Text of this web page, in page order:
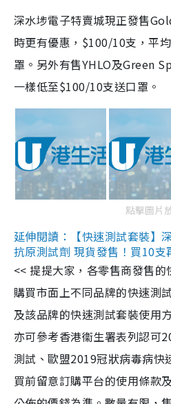
深水埗電子特賣城現正發售
時更有優惠，$100/10支，平
罩。另外有售YHLO及Green
一樣低至$100/10支送口罩。
點擊圖片
延伸閱讀：【快速測試套裝】
抗原測試劑 現貨發售！買10支
<< 提提大家，各零售商發售的
購買市面上不同品牌的快速測
及該品牌的快速測試套裝使用
亦可參考香港衞生署表列認可
測試、歐盟2019冠狀病毒病快
買前留意訂購平台的使用條款